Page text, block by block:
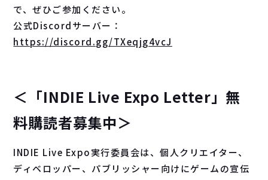
で、ぜひご参加ください。
公式Discordサーバー：
https://discord.gg/TXeqjg4vcJ
＜「INDIE Live Expo Letter」無
料購読者募集中＞
INDIE Live Expo実行委員会は、個人クリエイター、
ディベロッパー、パブリッシャー向けにゲームの宣伝